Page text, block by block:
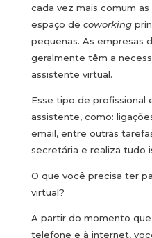
cada vez mais comum
espaço de coworking
pequenas. As empresas
geralmente têm a
assistente virtual.
Esse tipo de profissional
assistente, como:
email, entre outras
secretária e realiza tudo
O que você precisa ter
virtual?
A partir do momento
telefone e à internet,